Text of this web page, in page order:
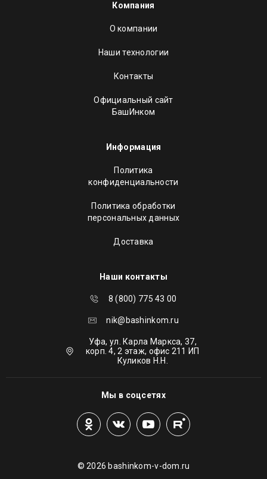
Компания
О компании
Наши технологии
Контакты
Официальный сайт
БашИнком
Информация
Политика
конфиденциальности
Политика обработки
персональных данных
Доставка
Наши контакты
8 (800) 775 43 00
nik@bashinkom.ru
Уфа, ул. Карла Маркса, 37,
корп. 4, 2 этаж, офис 211 ИП
Куликов Н.Н.
Мы в соцсетях
© 2026 bashinkom-v-dom.ru